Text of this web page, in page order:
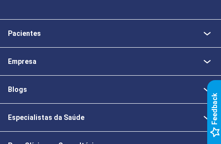
Pacientes
Empresa
Blogs
Especialistas da Saúde k